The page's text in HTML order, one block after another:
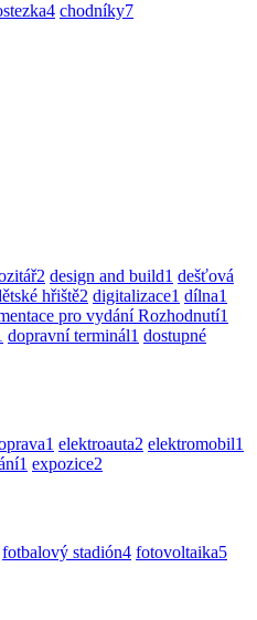
4 chodníky7
2 design and build1 dešťová
hřiště2 digitalizace1 dílna1
pro vydání Rozhodnutí1
dopravní terminál1 dostupné
1 elektroauta2 elektromobil1
1 expozice2
fotbalový stadión4 fotovoltaika5